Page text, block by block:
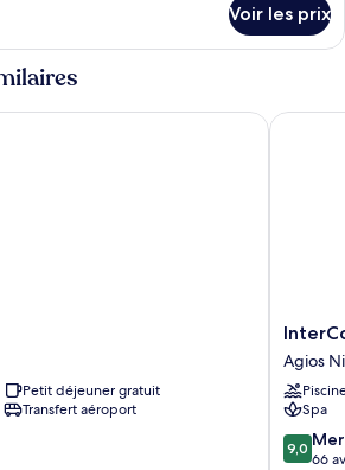
Voir les prix
Petit déjeuner gratuit
Transfert aéroport
Crete
by
IHG
Agios
Nikolaos
Agios
Spa
9.0
sur
9,0
66